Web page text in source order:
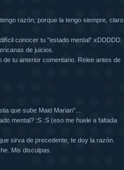
razón; porque la tengo siempre, claro
conocer tu "estado mental" xDDDDD.
de juicios.
tu anterior comentario. Relee antes de
que sube Maid Marian"...
mental? :S :S (eso me huele a faltada
sirva de precedente, te doy la razón.
Mis disculpas.